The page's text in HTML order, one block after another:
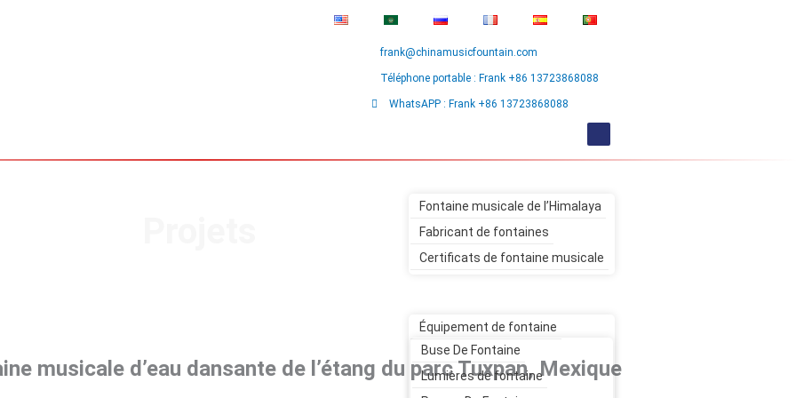
frank@chinamusicfountain.com
Téléphone portable : Frank +86 13723868088
WhatsAPP : Frank +86 13723868088
Fontaine musicale de l’Himalaya
Fabricant de fontaines
Certificats de fontaine musicale
Équipement de fontaine
Buse De Fontaine
Lumières de fontaine
musicale d’eau dansante de l’étang du parc Tuxpan, Mexique